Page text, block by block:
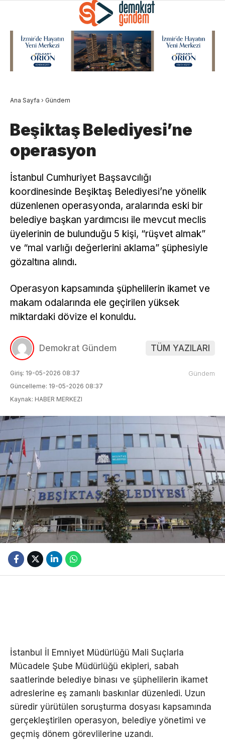
Ana Sayfa › Gündem
Beşiktaş Belediyesi’ne
operasyon
İstanbul Cumhuriyet Başsavcılığı
koordinesinde Beşiktaş Belediyesi’ne yönelik
düzenlenen operasyonda, aralarında eski bir
belediye başkan yardımcısı ile mevcut meclis
üyelerinin de bulunduğu 5 kişi, “rüşvet almak”
ve “mal varlığı değerlerini aklama” şüphesiyle
gözaltına alındı.
Operasyon kapsamında şüphelilerin ikamet ve
makam odalarında ele geçirilen yüksek
miktardaki dövize el konuldu.
Demokrat Gündem TÜM YAZILARI
Giriş: 19-05-2026 08:37
Güncelleme: 19-05-2026 08:37
Kaynak: HABER MERKEZI
Gündem
İstanbul İl Emniyet Müdürlüğü Mali Suçlarla
Mücadele Şube Müdürlüğü ekipleri, sabah
saatlerinde belediye binası ve şüphelilerin ikamet
adreslerine eş zamanlı baskınlar düzenledi. Uzun
süredir yürütülen soruşturma dosyası kapsamında
gerçekleştirilen operasyon, belediye yönetimi ve
geçmiş dönem görevlilerine uzandı.